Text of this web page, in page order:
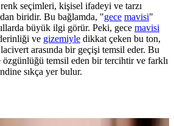
seçimleri, kişisel ifadeyi ve tarzı
biridir. Bu bağlamda, "gece mavisi"
büyük ilgi görür. Peki, gece mavisi
ve gizemiyle dikkat çeken bu ton,
arasında bir geçişi temsil eder. Bu
özgünlüğü temsil eden bir tercihtir ve farklı
sıkça yer bulur.